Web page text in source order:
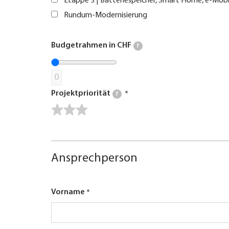
Rundum-Modernisierung
Budgetrahmen in CHF ?
0
Projektpriorität ?
Ansprechperson
Vorname